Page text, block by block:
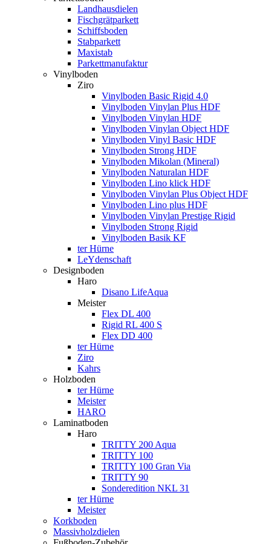
Landhausdielen
Fischgrätparkett
Schiffsboden
Stabparkett
Maxistab
Parkettmanufaktur
Vinylboden
Ziro
Vinylboden Basic Rigid 4.0
Vinylboden Vinylan Plus HDF
Vinylboden Vinylan HDF
Vinylboden Vinylan Object HDF
Vinylboden Vinyl Basic HDF
Vinylboden Strong HDF
Vinylboden Mikolan (Mineral)
Vinylboden Naturalan HDF
Vinylboden Lino klick HDF
Vinylboden Vinylan Plus Object HDF
Vinylboden Lino plus HDF
Vinylboden Vinylan Prestige Rigid
Vinylboden Strong Rigid
Vinylboden Basik KF
ter Hürne
LeYdenschaft
Designboden
Haro
Disano LifeAqua
Meister
Flex DL 400
Rigid RL 400 S
Flex DD 400
ter Hürne
Ziro
Kahrs
Holzboden
ter Hürne
Meister
HARO
Laminatboden
Haro
TRITTY 200 Aqua
TRITTY 100
TRITTY 100 Gran Via
TRITTY 90
Sonderedition NKL 31
ter Hürne
Meister
Korkboden
Massivholzdielen